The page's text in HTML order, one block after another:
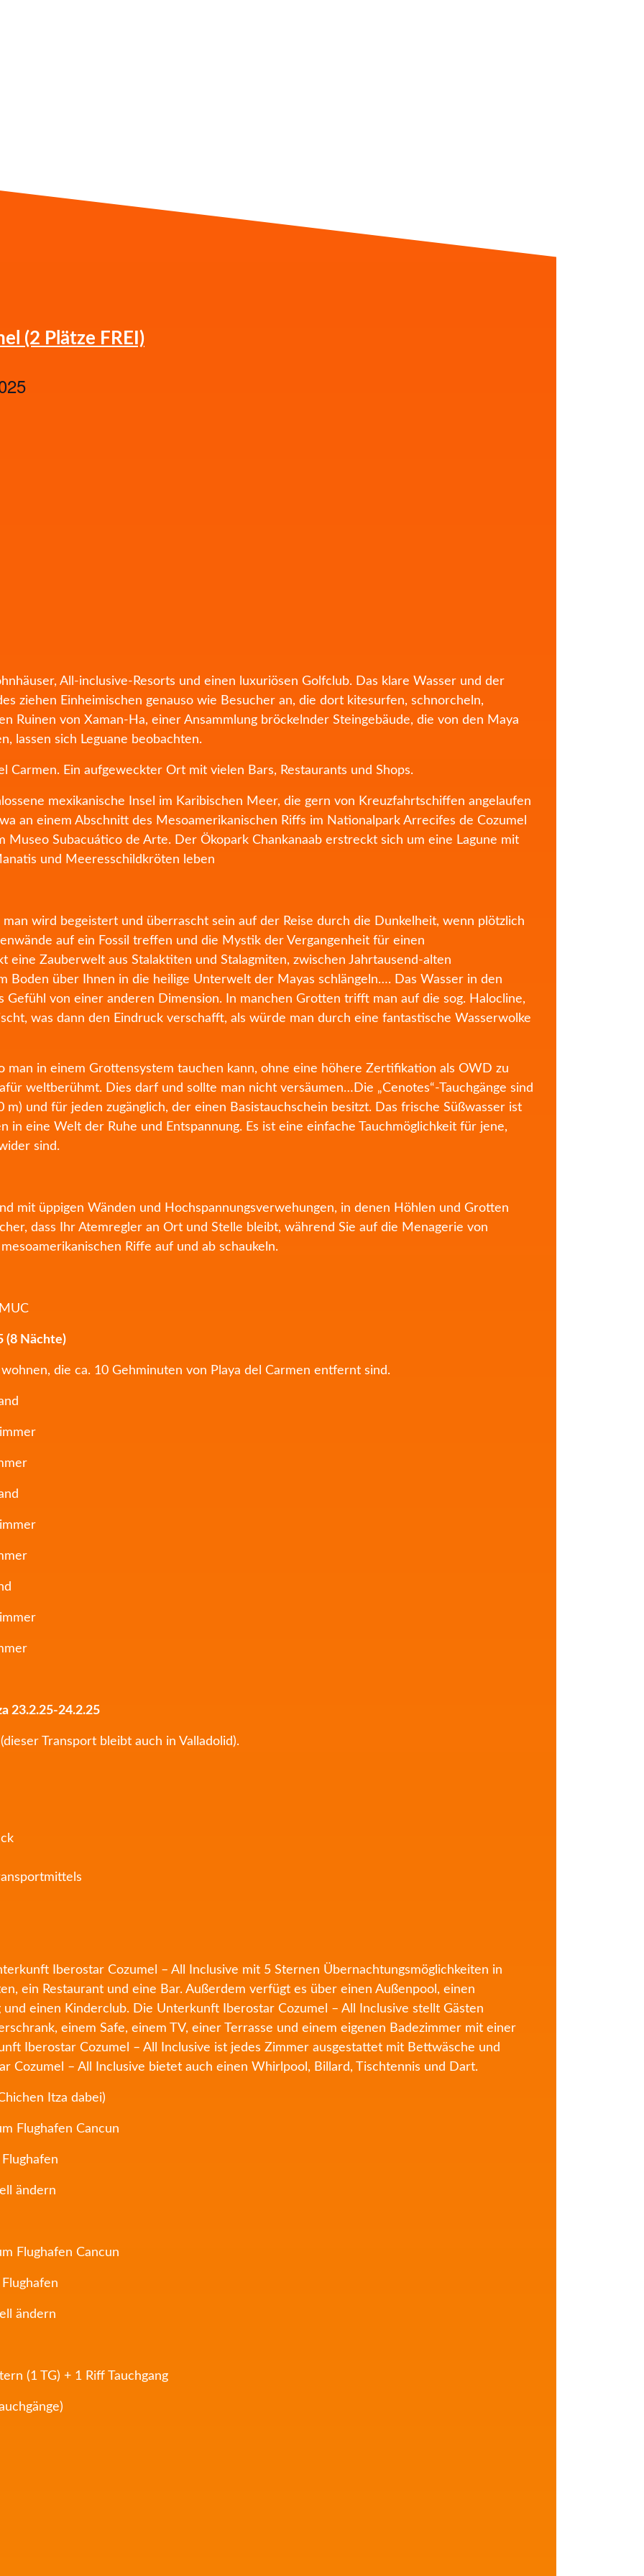
(2 Plätze FREI)
All-inclusive-Resorts und einen luxuriösen Golfclub. Das klare Wasser und der
ziehen Einheimischen genauso wie Besucher an, die dort kitesurfen, schnorcheln,
Ruinen von Xaman-Ha, einer Ansammlung bröckelnder Steingebäude, die von den Maya
lassen sich Leguane beobachten.
Carmen. Ein aufgeweckter Ort mit vielen Bars, Restaurants und Shops.
mexikanische Insel im Karibischen Meer, die gern von Kreuzfahrtschiffen angelaufen
an einem Abschnitt des Mesoamerikanischen Riffs im Nationalpark Arrecifes de Cozumel
Museo Subacuático de Arte. Der Ökopark Chankanaab erstreckt sich um eine Lagune mit
und Meeresschildkröten leben
wird begeistert und überrascht sein auf der Reise durch die Dunkelheit, wenn plötzlich
auf ein Fossil treffen und die Mystik der Vergangenheit für einen
Zauberwelt aus Stalaktiten und Stalagmiten, zwischen Jahrtausend-alten
Boden über Ihnen in die heilige Unterwelt der Mayas schlängeln…. Das Wasser in den
Gefühl von einer anderen Dimension. In manchen Grotten trifft man auf die sog. Halocline,
was dann den Eindruck verschafft, als würde man durch eine fantastische Wasserwolke
man in einem Grottensystem tauchen kann, ohne eine höhere Zertifikation als OWD zu
weltberühmt. Dies darf und sollte man nicht versäumen…Die „Cenotes“-Tauchgänge sind
m) und für jeden zugänglich, der einen Basistauchschein besitzt. Das frische Süßwasser ist
in eine Welt der Ruhe und Entspannung. Es ist eine einfache Tauchmöglichkeit für jene,
sind.
mit üppigen Wänden und Hochspannungsverwehungen, in denen Höhlen und Grotten
dass Ihr Atemregler an Ort und Stelle bleibt, während Sie auf die Menagerie von
Riffe auf und ab schaukeln.
(8 Nächte)
die ca. 10 Gehminuten von Playa del Carmen entfernt sind.
23.2.25-24.2.25
Transport bleibt auch in Valladolid).
Iberostar Cozumel – All Inclusive mit 5 Sternen Übernachtungsmöglichkeiten in
ein Restaurant und eine Bar. Außerdem verfügt es über einen Außenpool, einen
einen Kinderclub. Die Unterkunft Iberostar Cozumel – All Inclusive stellt Gästen
einem Safe, einem TV, einer Terrasse und einem eigenen Badezimmer mit einer
Iberostar Cozumel – All Inclusive ist jedes Zimmer ausgestattet mit Bettwäsche und
Cozumel – All Inclusive bietet auch einen Whirlpool, Billard, Tischtennis und Dart.
Itza dabei)
Flughafen Cancun
ändern
Flughafen Cancun
ändern
(1 TG) + 1 Riff Tauchgang